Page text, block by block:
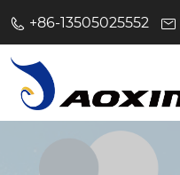
+86-13505025552